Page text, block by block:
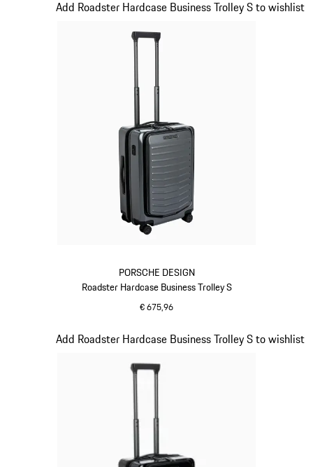
PORSCHE DESIGN
Roadster Hardcase Business Trolley S
€ 675,96
Add Roadster Hardcase Business Trolley S to wishlist
Dia 14 van 20
Add Roadster Hardcase Business Trolley S to wishlist
Dia 15 van 20